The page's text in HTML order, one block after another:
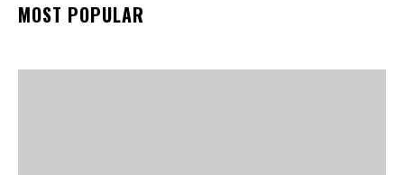
MOST POPULAR